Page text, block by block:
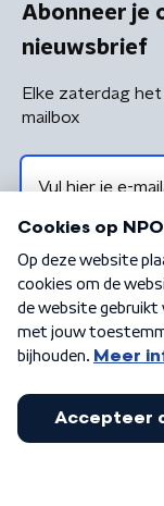
Abonneer je
nieuwsbrief
Elke zaterdag
mailbox
Algemene